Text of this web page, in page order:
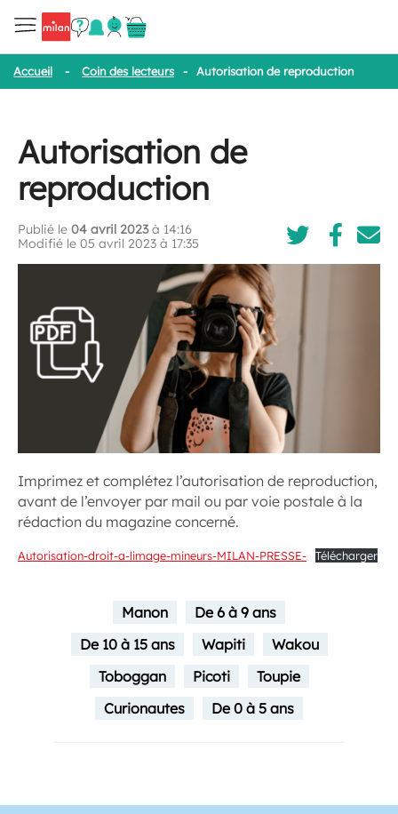
Accueil - Coin des lecteurs - Autorisation de reproduction
Autorisation de
reproduction
Publié le 04 avril 2023à 14:16
Modifié le 05 avril 2023 à 17:35
Imprimez et complétez l’autorisation de reproduction,
avant de l’envoyer par mail ou par voie postale à la
rédaction du magazine concerné.
Autorisation-droit-a-limage-mineurs-MILAN-PRESSE- Télécharger
Manon
De 6 à 9 ans
De 10 à 15 ans
Wapiti
Wakou
Toboggan
Picoti
Toupie
Curionautes
De 0 à 5 ans